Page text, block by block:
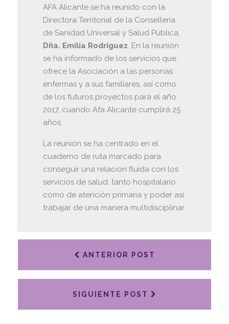
AFA Alicante se ha reunido con la
Directora Territorial de la Conselleria
de Sanidad Universal y Salud Pública,
Dña. Emilia Rodríguez. En la reunión
se ha informado de los servicios que
ofrece la Asociación a las personas
enfermas y a sus familiares, así como
de los futuros proyectos para el año
2017, cuando Afa Alicante cumplirá 25
años.
La reunión se ha centrado en el
cuaderno de ruta marcado para
conseguir una relación fluida con los
servicios de salud, tanto hospitalario
como de atención primaria y poder así
trabajar de una manera multidisciplinar.
ANTERIOR POST
SIGUIENTE POST